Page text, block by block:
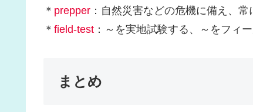
＊ prepper ：自然災害などの危機に備え、
＊ field-test ：～を実地試験する、～をフィ
まとめ